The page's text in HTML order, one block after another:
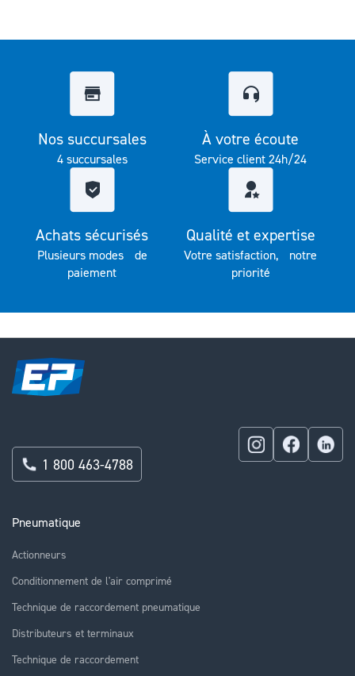
Nos succursales
4 succursales
À votre écoute
Service client 24h/24
Achats sécurisés
Plusieurs modes de
paiement
Qualité et expertise
Votre satisfaction, notre
priorité
Pneumatique
Actionneurs
Conditionnement de l'air comprimé
Technique de raccordement pneumatique
Distributeurs et terminaux
Technique de raccordement
1 800 463-4788